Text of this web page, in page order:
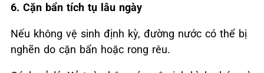
6. Cặn bẩn tích tụ lâu ngày
Nếu không vệ sinh định kỳ, đường nước có thể bị
nghẽn do cặn bẩn hoặc rong rêu.